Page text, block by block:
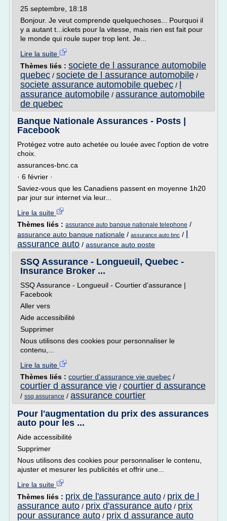
25 septembre, 18:18
Bonjour. Je veut comprende quelquechoses... Pourquoi il
y a autant t...ickets pour la vitesse, mais rien est fait pour
le monde qui roule super trop lent. Je...
Lire la suite
Thèmes liés : societe de l assurance automobile
quebec / societe de l assurance automobile /
societe assurance automobile quebec /
assurance automobile / assurance automobile
de quebec
Banque Nationale Assurances - Posts |
Facebook
Protégez votre auto achetée ou louée avec l'option de votre
choix.
assurances-bnc.ca
· 6 février ·
Saviez-vous que les Canadiens passent en moyenne 1h20
par jour sur internet via leur...
Lire la suite
Thèmes liés : assurance auto banque nationale telephone /
assurance auto banque nationale / assurance auto bnc /
assurance auto / assurance auto poste
SSQ Assurance - Longueuil, Quebec -
Insurance Broker ...
SSQ Assurance - Longueuil - Courtier d'assurance |
Facebook
Aller vers
Aide accessibilité
Supprimer
Nous utilisons des cookies pour personnaliser le
contenu,...
Lire la suite
Thèmes liés : courtier d'assurance vie quebec /
courtier d assurance vie / courtier d assurance
/ ssq assurance / assurance courtier
Pour l'augmentation du prix des assurances
auto pour les ...
Aide accessibilité
Supprimer
Nous utilisons des cookies pour personnaliser le contenu,
ajuster et mesurer les publicités et offrir une...
Lire la suite
Thèmes liés : prix de l'assurance auto / prix de l
assurance auto / prix d'assurance auto / prix
pour assurance auto / prix d assurance auto